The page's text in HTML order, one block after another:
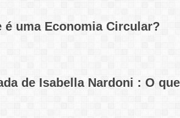
é uma Economia Circular?
de Isabella Nardoni : O